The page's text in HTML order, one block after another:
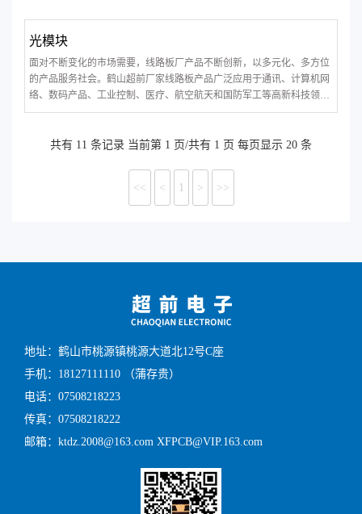
光模块
面对不断变化的市场需要，线路板厂产品不断创新，以多元化、多方位
的产品服务社会。鹤山超前厂家线路板产品广泛应用于通讯、计算机网
络、数码产品、工业控制、医疗、航空航天和国防军工等高新科技领
域。
共有 11 条记录 当前第 1 页/共有 1 页 每页显示 20 条
<< < 1 > >>
地址：鹤山市桃源镇桃源大道北12号C座
手机：18127111110 （蒲存贵）
电话：07508218223
传真：07508218222
邮箱：ktdz.2008@163.com XFPCB@VIP.163.com